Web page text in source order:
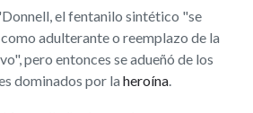
el fentanilo sintético "se
adulterante o reemplazo de la
pero entonces se adueñó de los
dominados por laheroína